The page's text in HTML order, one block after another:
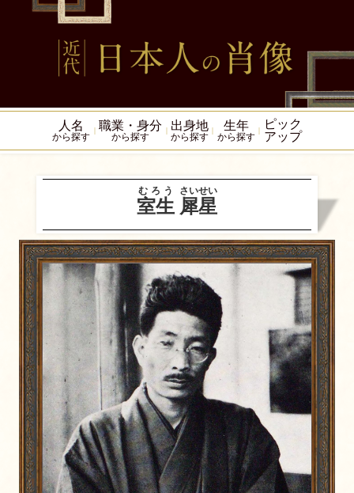
人名
から探す
職業・身分
から探す
出身地
から探す
生年
から探す
ピック
アップ
室生
むろう
犀星
さいせい